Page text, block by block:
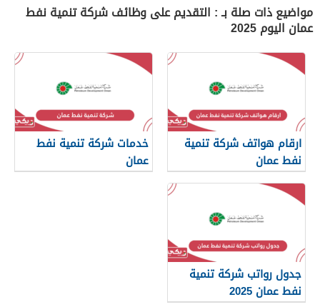
مواضيع ذات صلة بـ : التقديم على وظائف شركة تنمية نفط
عمان اليوم 2025
ارقام هواتف شركة تنمية
نفط عمان
خدمات شركة تنمية نفط
عمان
جدول رواتب شركة تنمية
نفط عمان 2025